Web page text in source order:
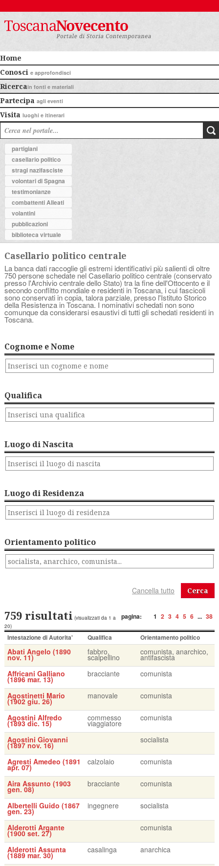
Home
Conosci e approfondisci
Ricercain fonti e materiali
Partecipa agli eventi
Visita luoghi e itinerari
partigiani
casellario politico
stragi nazifasciste
volontari di Spagna
testimonianze
combattenti Alleati
volantini
pubblicazioni
biblioteca virtuale
Casellario politico centrale
La banca dati raccoglie gli estremi identificativi più salienti di oltre
750 persone schedate nel Casellario politico centrale (conservato
presso l'Archivio centrale dello Stato) tra la fine dell'Ottocento e il
secondo conflitto mondiale e residenti in Toscana, i cui fascicoli
sono conservati in copia, talora parziale, presso l'Istituto Storico
della Resistenza in Toscana. I nominativi schedati non sono
comunque da considerarsi esaustivi di tutti gli schedati residenti in
Toscana.
Cognome e Nome
Qualifica
Luogo di Nascita
Luogo di Residenza
Orientamento politico
Cerca
pagina: 1 2 3 4 5 6 ... 38
759 risultati (visualizzati da 1 a
20)
Intestazione di Autorita' Qualifica Orientamento politico
Abati Angelo (1890
nov. 11)
fabbro,
scalpellino
comunista, anarchico,
antifascista
Affricani Galliano
(1896 mar. 13)
bracciante comunista
Agostinetti Mario
(1902 giu. 26)
manovale comunista
Agostini Alfredo
(1893 dic. 15)
commesso
viaggiatore
comunista
Agostini Giovanni
(1897 nov. 16)
socialista
Agresti Amedeo (1891
apr. 07)
calzolaio comunista
Aira Assunto (1903
gen. 08)
bracciante comunista
Albertelli Guido (1867
gen. 23)
ingegnere socialista
Alderotti Argante
(1900 set. 27)
comunista
Alderotti Assunta
(1889 mar. 30)
casalinga anarchica